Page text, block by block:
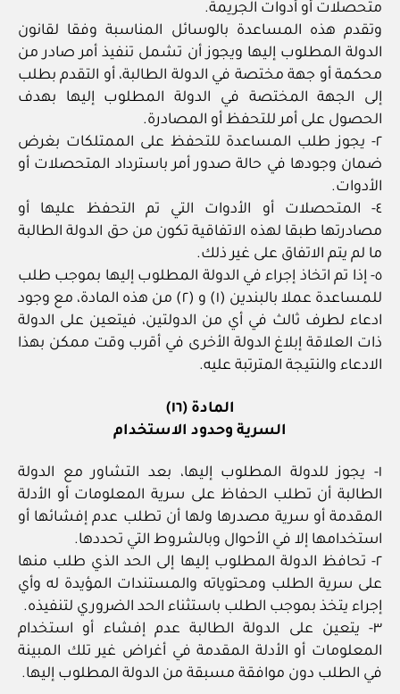
متحصلات أو أدوات الجريمة.
وتقدم هذه المساعدة بالوسائل المناسبة وفقا لقانون
الدولة المطلوب إليها ويجوز أن تشمل تنفيذ أمر صادر من
محكمة أو جهة مختصة في الدولة الطالبة، أو التقدم بطلب
إلى الجهة المختصة في الدولة المطلوب إليها بهدف
الحصول على أمر للتحفظ أو المصادرة.
٢- يجوز طلب المساعدة للتحفظ على الممتلكات بغرض
ضمان وجودها في حالة صدور أمر باسترداد المتحصلات أو
الأدوات.
٤- المتحصلات أو الأدوات التي تم التحفظ عليها أو
مصادرتها طبقا لهذه الاتفاقية تكون من حق الدولة الطالبة
ما لم يتم الاتفاق على غير ذلك.
٥- إذا تم اتخاذ إجراء في الدولة المطلوب إليها بموجب طلب
للمساعدة عملا بالبندين (١) و (٢) من هذه المادة، مع وجود
ادعاء لطرف ثالث في أي من الدولتين، فيتعين على الدولة
ذات العلاقة إبلاغ الدولة الأخرى في أقرب وقت ممكن بهذا
الادعاء والنتيجة المترتبة عليه.
المادة (١٦)
السرية وحدود الاستخدام
١- يجوز للدولة المطلوب إليها، بعد التشاور مع الدولة
الطالبة أن تطلب الحفاظ على سرية المعلومات أو الأدلة
المقدمة أو سرية مصدرها ولها أن تطلب عدم إفشائها أو
استخدامها إلا في الأحوال وبالشروط التي تحددها.
٢- تحافظ الدولة المطلوب إليها إلى الحد الذي طلب منها
على سرية الطلب ومحتوياته والمستندات المؤيدة له وأي
إجراء يتخذ بموجب الطلب باستثناء الحد الضروري لتنفيذه.
٣- يتعين على الدولة الطالبة عدم إفشاء أو استخدام
المعلومات أو الأدلة المقدمة في أغراض غير تلك المبينة
في الطلب دون موافقة مسبقة من الدولة المطلوب إليها.